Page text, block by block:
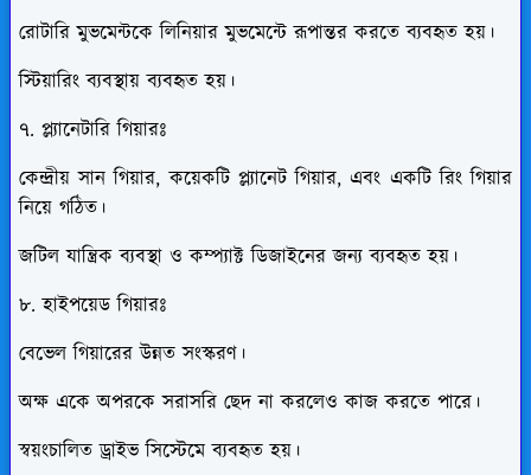
রোটারি মুভমেন্টকে লিনিয়ার মুভমেন্টে রূপান্তর করতে ব্যবহৃত হয়।
স্টিয়ারিং ব্যবস্থায় ব্যবহৃত হয়।
৭. প্ল্যানেটারি গিয়ারঃ
কেন্দ্রীয় সান গিয়ার, কয়েকটি প্ল্যানেট গিয়ার, এবং একটি রিং গিয়ার
নিয়ে গঠিত।
জটিল যান্ত্রিক ব্যবস্থা ও কম্প্যাক্ট ডিজাইনের জন্য ব্যবহৃত হয়।
৮. হাইপয়েড গিয়ারঃ
বেভেল গিয়ারের উন্নত সংস্করণ।
অক্ষ একে অপরকে সরাসরি ছেদ না করলেও কাজ করতে পারে।
স্বয়ংচালিত ড্রাইভ সিস্টেমে ব্যবহৃত হয়।